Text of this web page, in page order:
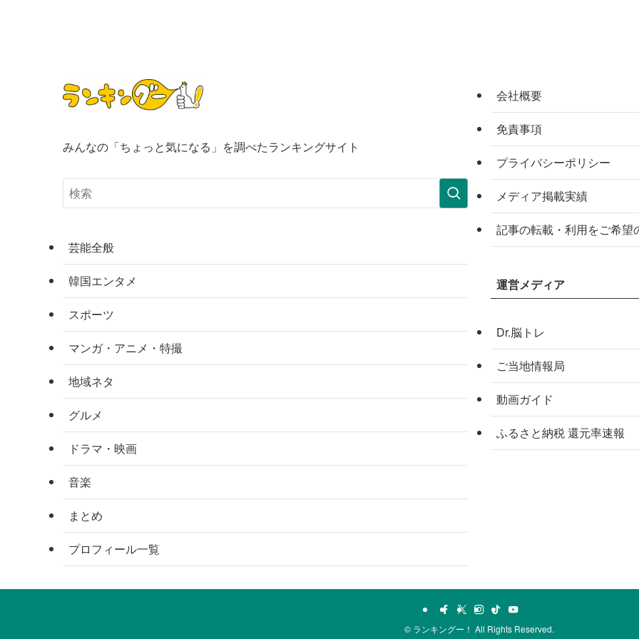
みんなの「ちょっと気になる」を調べたランキングサイト
芸能全般
韓国エンタメ
スポーツ
マンガ・アニメ・特撮
地域ネタ
グルメ
ドラマ・映画
音楽
まとめ
プロフィール一覧
会社概要
免責事項
プライバシーポリシー
メディア掲載実績
記事の転載・利用をご希望
運営メディア
Dr.脳トレ
ご当地情報局
動画ガイド
ふるさと納税 還元率速報
© ランキングー！ All Rights Reserved.